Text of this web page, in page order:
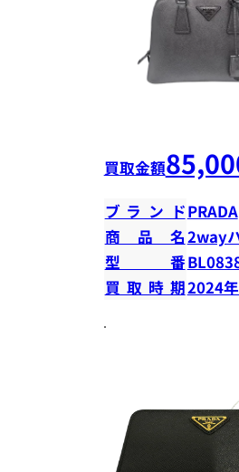
買取金額
ブランドPRADA
商品名2way
型番
買取時期2024